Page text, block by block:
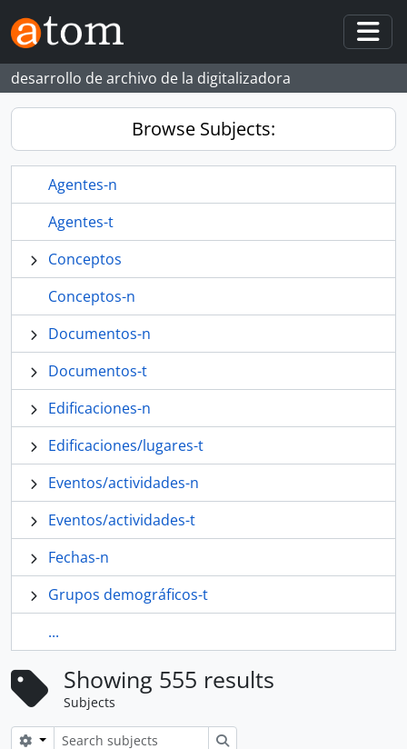
Skip to main content
desarrollo de archivo de la digitalizadora
Browse Subjects:
Agentes-n
Agentes-t
Conceptos
Conceptos-n
Documentos-n
Documentos-t
Edificaciones-n
Edificaciones/lugares-t
Eventos/actividades-n
Eventos/actividades-t
Fechas-n
Grupos demográficos-t
...
Showing 555 results
Subjects
Search options
Search